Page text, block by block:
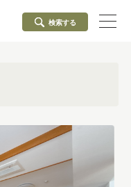
検索する